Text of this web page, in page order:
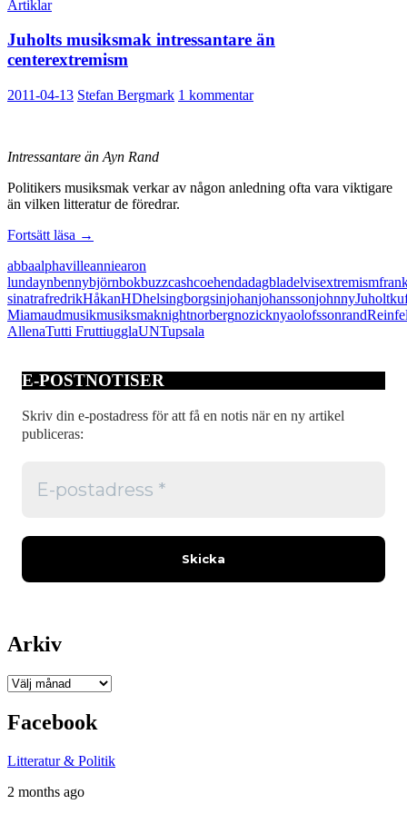
Artiklar
Juholts musiksmak intressantare än
centerextremism
2011-04-13 Stefan Bergmark 1 kommentar
Intressantare än Ayn Rand
Politikers musiksmak verkar av någon anledning ofta vara viktigare
än vilken litteratur de föredrar.
Fortsätt läsa Juholts
intressantare
än
centerextremism
→
abbaalphavilleanniearon
lundaynbennybjörnbokbuzzcashcoehendadagbladelvisextremism
sinatrafredrikHåkanHDhelsingborgsinjohanjohanssonjohnnyJuholt
Miamaudmusikmusiksmaknightnorbergnozicknyaolofssonrand
AllenaTutti FruttiugglaUNTupsala
E-POSTNOTISER
Skriv din e-postadress för att få en notis när en ny artikel
publiceras:
Arkiv
Arkiv
Facebook
Litteratur & Politik
2 months ago